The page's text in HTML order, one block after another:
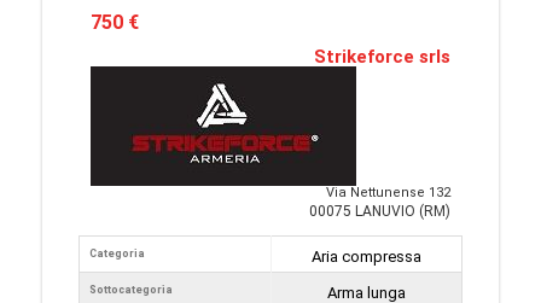
750 €
Strikeforce srls
Via Nettunense 132
00075 LANUVIO (RM)
Categoria
Sottocategoria
Aria compressa
Arma lunga